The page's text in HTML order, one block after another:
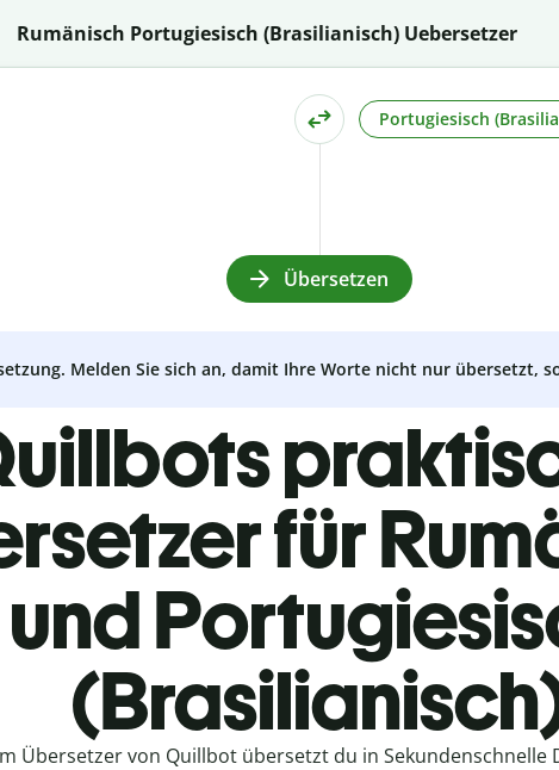
Rumänisch Portugiesisch (Brasilianisch) Uebersetzer
Portugiesisch
Übersetzen
Melden Sie sich an, damit Ihre Worte nicht nur übersetzt,
für
und
Übersetzer von Quillbot übersetzt du in Sekundenschnelle